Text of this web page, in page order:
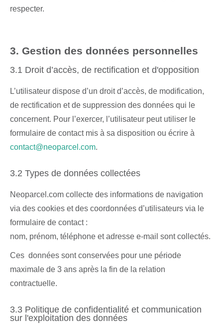
respecter.
3. Gestion des données personnelles
3.1 Droit d’accès, de rectification et d'opposition
L’utilisateur dispose d’un droit d’accès, de modification,
de rectification et de suppression des données qui le
concernent. Pour l’exercer, l’utilisateur peut utiliser le
formulaire de contact mis à sa disposition ou écrire à
contact@neoparcel.com.
3.2 Types de données collectées
Neoparcel.com collecte des informations de navigation
via des cookies et des coordonnées d’utilisateurs via le
formulaire de contact :
nom, prénom, téléphone et adresse e-mail sont collectés.
Ces données sont conservées pour une période
maximale de 3 ans après la fin de la relation
contractuelle.
3.3 Politique de confidentialité et communication
sur l'exploitation des données